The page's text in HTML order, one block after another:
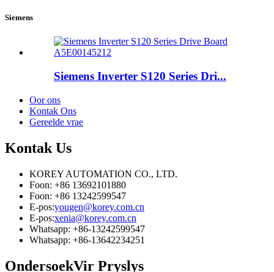
Siemens
Siemens Inverter S120 Series Dri...
Oor ons
Kontak Ons
Gereelde vrae
Kontak Us
KOREY AUTOMATION CO., LTD.
Foon: +86 13692101880
Foon: +86 13242599547
E-pos:yougen@korey.com.cn
E-pos:xenia@korey.com.cn
Whatsapp: +86-13242599547
Whatsapp: +86-13642234251
OndersoekVir Pryslys